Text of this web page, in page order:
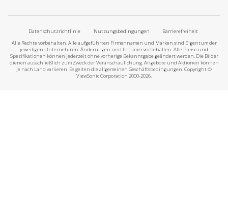
Datenschutzrichtlinie Nutzungsbedingungen
Barrierefreiheit
Alle Rechte vorbehalten. Alle aufgeführten Firmennamen und Marken sind Eigentum der
jeweiligen Unternehmen. Änderungen und Irrtümer vorbehalten. Alle Preise und
Spezifikationen können jederzeit ohne vorherige Bekanntgabe geändert werden. Die Bilder
dienen ausschließlich zum Zweck der Veranschaulichung. Angebote und Aktionen können
je nach Land variieren. Es gelten die allgemeinen Geschäftsbedingungen. Copyright ©
ViewSonic Corporation 2000-2026.